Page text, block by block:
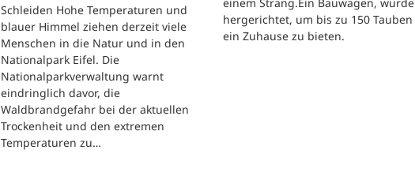
Schleiden Hohe Temperaturen und
blauer Himmel ziehen derzeit viele
Menschen in die Natur und in den
Nationalpark Eifel. Die
Nationalparkverwaltung warnt
eindringlich davor, die
Waldbrandgefahr bei der aktuellen
Trockenheit und den extremen
Temperaturen zu…
hergerichtet, um bis zu 150 Tauben
ein Zuhause zu bieten.